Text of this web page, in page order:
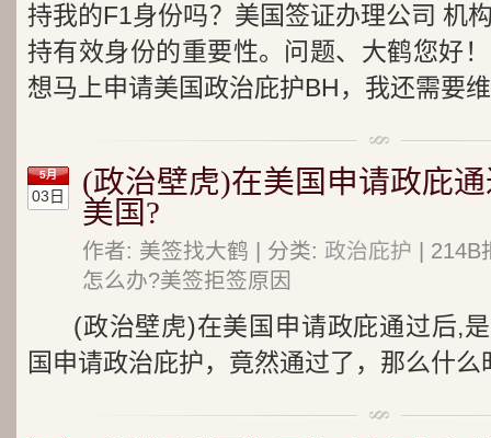
持我的F1身份吗？美国签证办理公司 机
持有效身份的重要性。问题、大鹤您好
想马上申请美国政治庇护BH，我还需要
5月
03日
(政治壁虎)在美国申请政庇
美国?
作者: 美签找大鹤 | 分类: 政治庇护 |
怎么办?美签拒签原因
(政治壁虎)在美国申请政庇通过后,
国申请政治庇护，竟然通过了，那么什